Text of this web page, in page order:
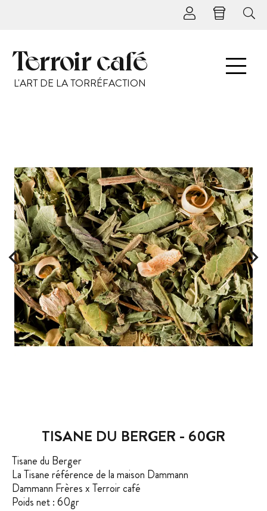
Terroir café
L'ART DE LA TORRÉFACTION
TISANE DU BERGER - 60GR
Tisane du Berger
La Tisane référence de la maison Dammann
Dammann Frères x Terroir café
Poids net : 60gr